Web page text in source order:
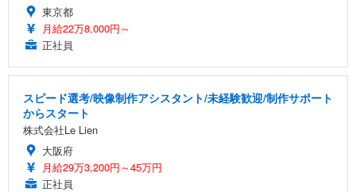
東京都
月給22万8,000円～
正社員
スピード選考/映像制作アシスタント/未経験歓迎/制作サポート
からスタート
株式会社Le Lien
大阪府
月給29万3,200円～45万円
正社員